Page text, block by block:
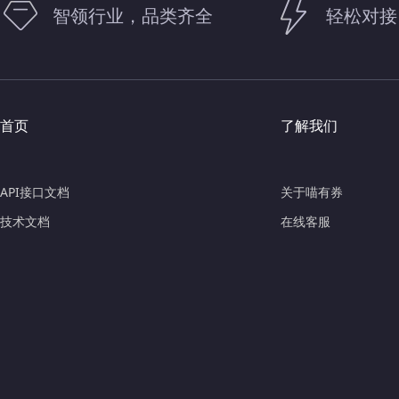
智领行业，品类齐全 轻松对
首页
API接口文档
技术文档
了解我们
关于喵有券
在线客服